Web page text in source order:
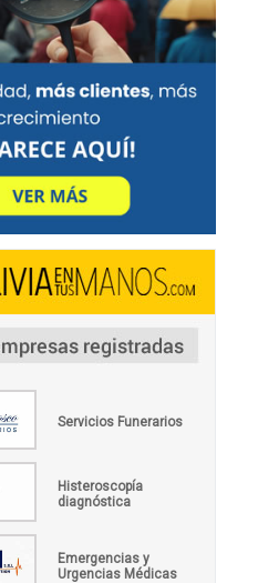
Servicios Funerarios
Histeroscopía
diagnóstica
Emergencias y
Urgencias Médicas